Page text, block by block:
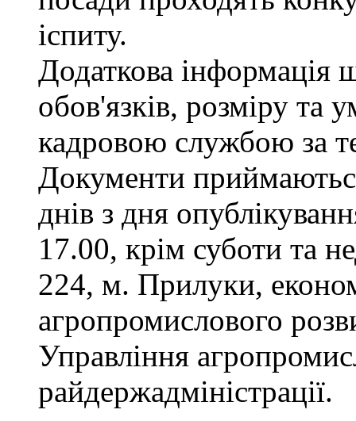
іспиту.
Додаткова інформація
обов'язків, розміру та
кадровою службою за
Документи
днів з дня
17.00, крім суботи та
224, м. Прилуки,
агропромислового
Управління
райдержадміністрації.